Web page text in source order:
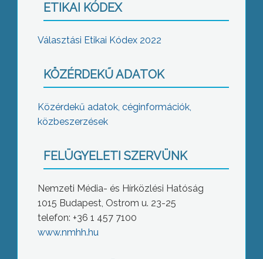
ETIKAI KÓDEX
Választási Etikai Kódex 2022
KÖZÉRDEKŰ ADATOK
Közérdekű adatok, céginformációk,
közbeszerzések
FELÜGYELETI SZERVÜNK
Nemzeti Média- és Hírközlési Hatóság
1015 Budapest, Ostrom u. 23-25
telefon: +36 1 457 7100
www.nmhh.hu